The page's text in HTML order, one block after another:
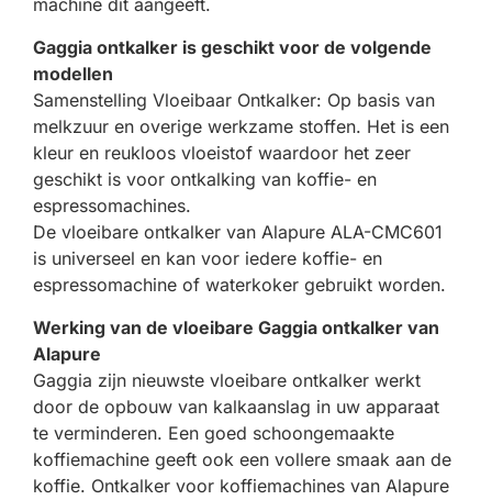
machine dit aangeeft.
Gaggia ontkalker is geschikt voor de volgende
modellen
Samenstelling Vloeibaar Ontkalker: Op basis van
melkzuur en overige werkzame stoffen. Het is een
kleur en reukloos vloeistof waardoor het zeer
geschikt is voor ontkalking van koffie- en
espressomachines.
De vloeibare ontkalker van Alapure ALA-CMC601
is universeel en kan voor iedere koffie- en
espressomachine of waterkoker gebruikt worden.
Werking van de vloeibare Gaggia ontkalker van
Alapure
Gaggia zijn nieuwste vloeibare ontkalker werkt
door de opbouw van kalkaanslag in uw apparaat
te verminderen. Een goed schoongemaakte
koffiemachine geeft ook een vollere smaak aan de
koffie. Ontkalker voor koffiemachines van Alapure